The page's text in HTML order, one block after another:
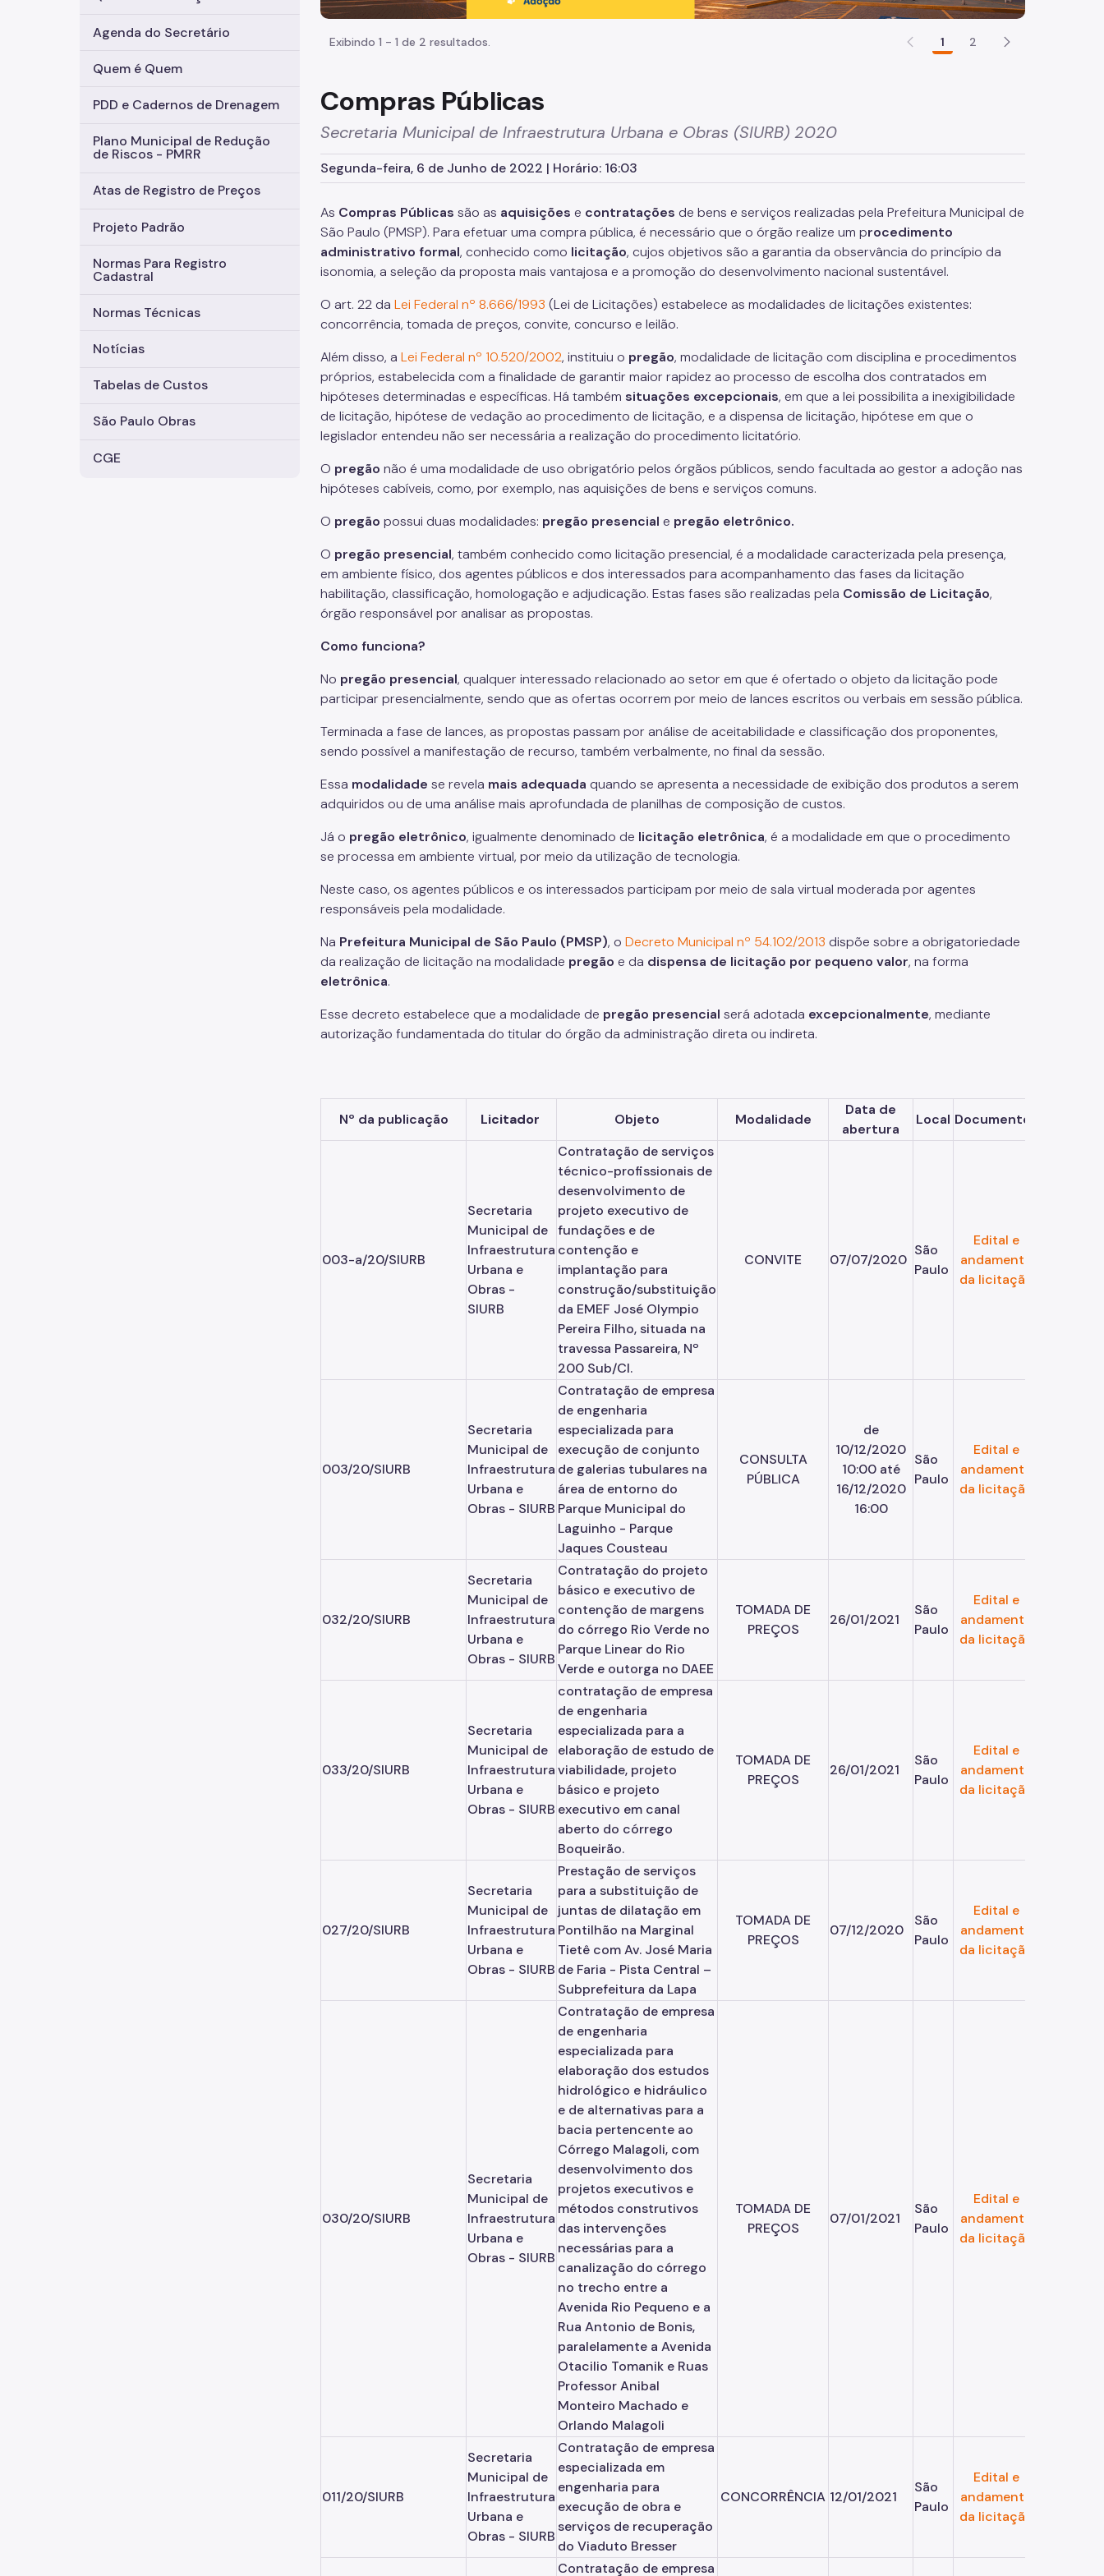
Agenda do Secretário
Quem é Quem
PDD e Cadernos de Drenagem
Plano Municipal de Redução
de Riscos - PMRR
Atas de Registro de Preços
Projeto Padrão
Normas Para Registro
Cadastral
Normas Técnicas
Notícias
Tabelas de Custos
São Paulo Obras
CGE
Exibindo 1 - 1 de 2 resultados. 1 2
Compras Públicas
Secretaria Municipal de Infraestrutura Urbana e Obras (SIURB) 2020
Segunda-feira, 6 de Junho de 2022 | Horário: 16:03
As Compras Públicas são as aquisições e contratações de bens e serviços realizadas pela Prefeitura Municipal de
São Paulo (PMSP). Para efetuar uma compra pública, é necessário que o órgão realize um procedimento
administrativo formal, conhecido como licitação, cujos objetivos são a garantia da observância do princípio da
isonomia, a seleção da proposta mais vantajosa e a promoção do desenvolvimento nacional sustentável.
O art. 22 da Lei Federal nº 8.666/1993 (Lei de Licitações) estabelece as modalidades de licitações existentes:
concorrência, tomada de preços, convite, concurso e leilão.
Além disso, a Lei Federal nº 10.520/2002, instituiu o pregão, modalidade de licitação com disciplina e procedimentos
próprios, estabelecida com a finalidade de garantir maior rapidez ao processo de escolha dos contratados em
hipóteses determinadas e específicas. Há também situações excepcionais, em que a lei possibilita a inexigibilidade
de licitação, hipótese de vedação ao procedimento de licitação, e a dispensa de licitação, hipótese em que o
legislador entendeu não ser necessária a realização do procedimento licitatório.
O pregão não é uma modalidade de uso obrigatório pelos órgãos públicos, sendo facultada ao gestor a adoção nas
hipóteses cabíveis, como, por exemplo, nas aquisições de bens e serviços comuns.
O pregão possui duas modalidades: pregão presencial e pregão eletrônico.
O pregão presencial, também conhecido como licitação presencial, é a modalidade caracterizada pela presença,
em ambiente físico, dos agentes públicos e dos interessados para acompanhamento das fases da licitação
habilitação, classificação, homologação e adjudicação. Estas fases são realizadas pela Comissão de Licitação,
órgão responsável por analisar as propostas.
Como funciona?
No pregão presencial, qualquer interessado relacionado ao setor em que é ofertado o objeto da licitação pode
participar presencialmente, sendo que as ofertas ocorrem por meio de lances escritos ou verbais em sessão pública.
Terminada a fase de lances, as propostas passam por análise de aceitabilidade e classificação dos proponentes,
sendo possível a manifestação de recurso, também verbalmente, no final da sessão.
Essa modalidade se revela mais adequada quando se apresenta a necessidade de exibição dos produtos a serem
adquiridos ou de uma análise mais aprofundada de planilhas de composição de custos.
Já o pregão eletrônico, igualmente denominado de licitação eletrônica, é a modalidade em que o procedimento
se processa em ambiente virtual, por meio da utilização de tecnologia.
Neste caso, os agentes públicos e os interessados participam por meio de sala virtual moderada por agentes
responsáveis pela modalidade.
Na Prefeitura Municipal de São Paulo (PMSP), o Decreto Municipal nº 54.102/2013 dispõe sobre a obrigatoriedade
da realização de licitação na modalidade pregão e da dispensa de licitação por pequeno valor, na forma
eletrônica.
Esse decreto estabelece que a modalidade de pregão presencial será adotada excepcionalmente, mediante
autorização fundamentada do titular do órgão da administração direta ou indireta.
Nº da publicação Licitador Objeto Modalidade
Data de
abertura
Local Documentos
003-a/20/SIURB
Secretaria
Municipal de
Infraestrutura
Urbana e
Obras -
SIURB
Contratação de serviços
técnico-profissionais de
desenvolvimento de
projeto executivo de
fundações e de
contenção e
implantação para
construção/substituição
da EMEF José Olympio
Pereira Filho, situada na
travessa Passareira, Nº
200 Sub/Cl.
CONVITE 07/07/2020
São
Paulo
Edital e
andamento
da licitação
003/20/SIURB
Secretaria
Municipal de
Infraestrutura
Urbana e
Obras - SIURB
Contratação de empresa
de engenharia
especializada para
execução de conjunto
de galerias tubulares na
área de entorno do
Parque Municipal do
Laguinho - Parque
Jaques Cousteau
CONSULTA
PÚBLICA
de
10/12/2020
10:00 até
16/12/2020
16:00
São
Paulo
Edital e
andamento
da licitação
032/20/SIURB
Secretaria
Municipal de
Infraestrutura
Urbana e
Obras - SIURB
Contratação do projeto
básico e executivo de
contenção de margens
do córrego Rio Verde no
Parque Linear do Rio
Verde e outorga no DAEE
TOMADA DE
PREÇOS
26/01/2021
São
Paulo
Edital e
andamento
da licitação
033/20/SIURB
Secretaria
Municipal de
Infraestrutura
Urbana e
Obras - SIURB
contratação de empresa
de engenharia
especializada para a
elaboração de estudo de
viabilidade, projeto
básico e projeto
executivo em canal
aberto do córrego
Boqueirão.
TOMADA DE
PREÇOS
26/01/2021
São
Paulo
Edital e
andamento
da licitação
027/20/SIURB
Secretaria
Municipal de
Infraestrutura
Urbana e
Obras - SIURB
Prestação de serviços
para a substituição de
juntas de dilatação em
Pontilhão na Marginal
Tietê com Av. José Maria
de Faria - Pista Central –
Subprefeitura da Lapa
TOMADA DE
PREÇOS
07/12/2020
São
Paulo
Edital e
andamento
da licitação
030/20/SIURB
Secretaria
Municipal de
Infraestrutura
Urbana e
Obras - SIURB
Contratação de empresa
de engenharia
especializada para
elaboração dos estudos
hidrológico e hidráulico
e de alternativas para a
bacia pertencente ao
Córrego Malagoli, com
desenvolvimento dos
projetos executivos e
métodos construtivos
das intervenções
necessárias para a
canalização do córrego
no trecho entre a
Avenida Rio Pequeno e a
Rua Antonio de Bonis,
paralelamente a Avenida
Otacilio Tomanik e Ruas
Professor Anibal
Monteiro Machado e
Orlando Malagoli
TOMADA DE
PREÇOS
07/01/2021
São
Paulo
Edital e
andamento
da licitação
011/20/SIURB
Secretaria
Municipal de
Infraestrutura
Urbana e
Obras - SIURB
Contratação de empresa
especializada em
engenharia para
execução de obra e
serviços de recuperação
do Viaduto Bresser
CONCORRÊNCIA 12/01/2021
São
Paulo
Edital e
andamento
da licitação
Contratação de empresa